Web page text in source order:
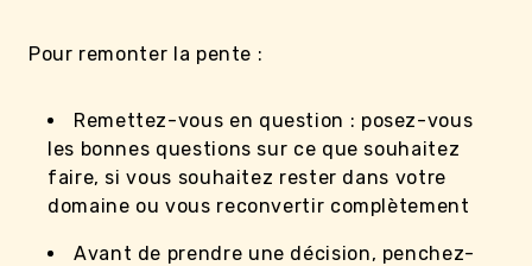
Pour remonter la pente :
Remettez-vous en question : posez-vous
les bonnes questions sur ce que souhaitez
faire, si vous souhaitez rester dans votre
domaine ou vous reconvertir complètement
Avant de prendre une décision, penchez-